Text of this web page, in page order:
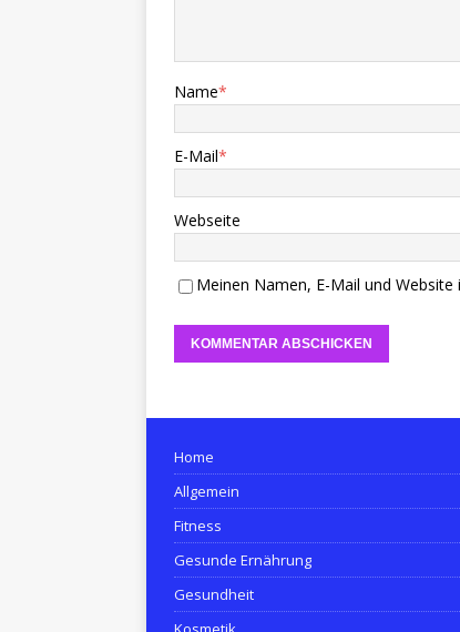
Name*
E-Mail*
Webseite
Meinen Namen, E-Mail und
Home
Allgemein
Fitness
Gesunde Ernährung
Gesundheit